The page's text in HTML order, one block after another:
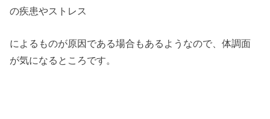
の疾患やストレス
によるものが原因である場合もあるようなので、体調面
が気になるところです。